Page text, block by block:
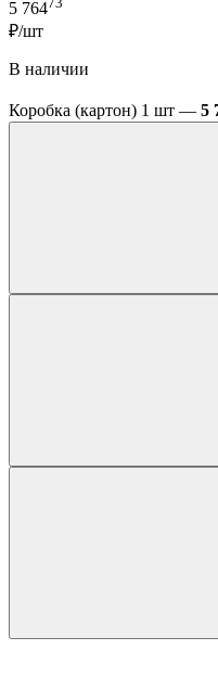
5 764
₽/шт
В наличии
Коробка (картон) 1 шт — 5